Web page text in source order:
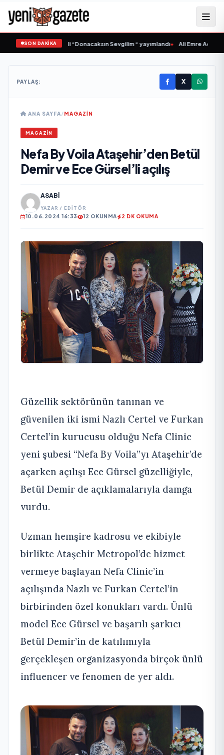
SON DAKİKA
Samlı ‘dan İkinci Tekli “Donacaksın Sevgilim “ yayımlandı• Ali Emre Açıkgöz
PAYLAŞ: X
ANA SAYFA/MAGAZIN
MAGAZIN
Nefa By Voila Ataşehir’den Betül
Demir ve Ece Gürsel’li açılış
ASABI
YAZAR / EDITÖR
10.06.2024 16:33 12 OKUNMA 2 DK OKUMA
Güzellik sektörünün tanınan ve
güvenilen iki ismi Nazlı Certel ve Furkan
Certel’in kurucusu olduğu Nefa Clinic
yeni şubesi “Nefa By Voila”yı Ataşehir’de
açarken açılışı Ece Gürsel güzelliğiyle,
Betül Demir de açıklamalarıyla damga
vurdu.
Uzman hemşire kadrosu ve ekibiyle
birlikte Ataşehir Metropol’de hizmet
vermeye başlayan Nefa Clinic’in
açılışında Nazlı ve Furkan Certel’in
birbirinden özel konukları vardı. Ünlü
model Ece Gürsel ve başarılı şarkıcı
Betül Demir’in de katılımıyla
gerçekleşen organizasyonda birçok ünlü
influencer ve fenomen de yer aldı.